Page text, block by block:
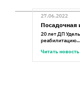
Посадочная
27.06.2022
20 лет ДП
реабилитацию…
Читать новость